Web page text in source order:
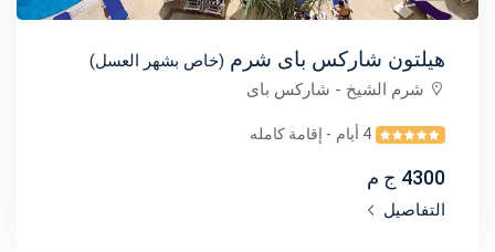
هيلتون شاركس باى شرم (خاص بشهر العسل)
شرم الشيخ - شاركس باى
4 أيام - إقامة كامله
4300 ج م
التفاصيل